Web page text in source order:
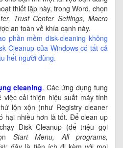
thiết lập này, trong Word, chọn
Trust Center Settings, Macro
an toàn về khía cạnh này.
phần mềm disk-cleaning không
Cleanup của Windows có tất cả
hết người dùng.
cleaning.Các ứng dụng tung
cải thiện hiệu suất máy tính
lộn xộn (như Registry cleaner
hại nhiều hơn là tốt. Để clean up
Disk Cleanup (để triệu gọi
Start Menu, All programs,